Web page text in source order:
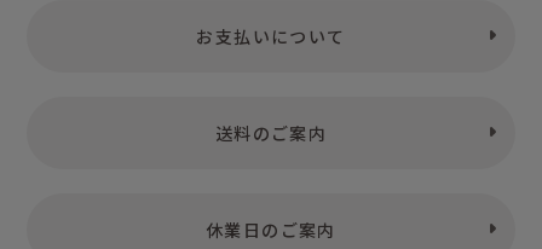
お支払いについて
送料のご案内
休業日のご案内